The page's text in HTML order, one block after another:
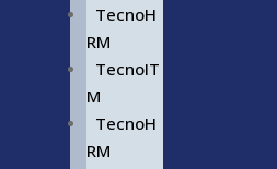
TecnoH
RM
TecnoIT
M
TecnoH
RM